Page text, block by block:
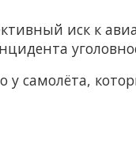
иск к
у самолёта,